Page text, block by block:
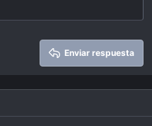
Enviar respuesta